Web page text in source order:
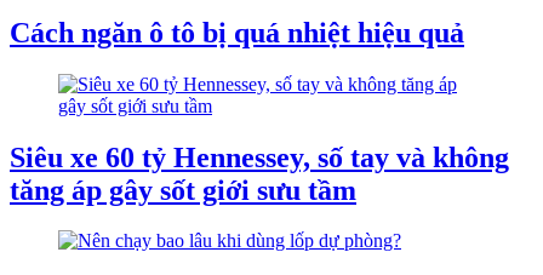
Cách ngăn ô tô bị quá nhiệt hiệu quả
Siêu xe 60 tỷ Hennessey, số tay và không
tăng áp gây sốt giới sưu tầm